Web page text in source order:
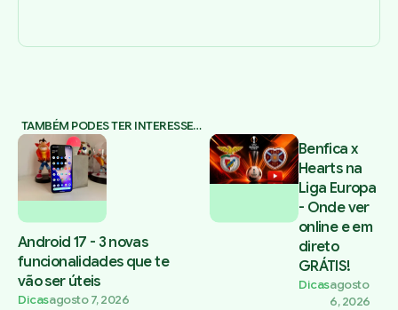
TAMBÉM PODES TER INTERESSE…
Android 17 - 3 novas
funcionalidades que te
vão ser úteis
Dicasagosto 7, 2026
Benfica x
Hearts na
Liga Europa
- Onde ver
online e em
direto
GRÁTIS!
Dicasagosto
6, 2026